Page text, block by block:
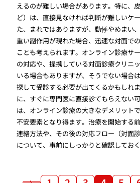
えるのが難しい場合があります。特に、
ど）は、直接見なければ判断が難しいケ
た、まれではありますが、動悸やめまい
重い副作用が現れた場合、迅速な対面で
ことも考えられます。オンライン診療サ
の対応や、提携している対面診療クリニ
いる場合もありますが、そうでない場合
探して受診する必要が出てくるかもしれ
に、すぐに専門医に直接診てもらえない
は、オンライン診療の大きなデメリット
不安要素となり得ます。治療を開始する
連絡方法や、その後の対応フロー（対面
について、事前にしっかりと確認してお